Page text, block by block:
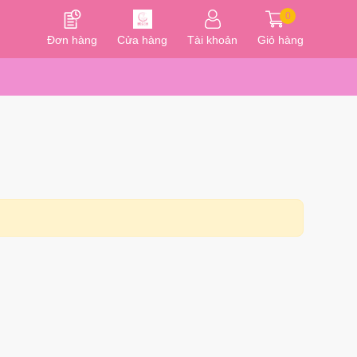
Đơn hàng Cửa hàng Tài khoản
0
Giỏ hàng